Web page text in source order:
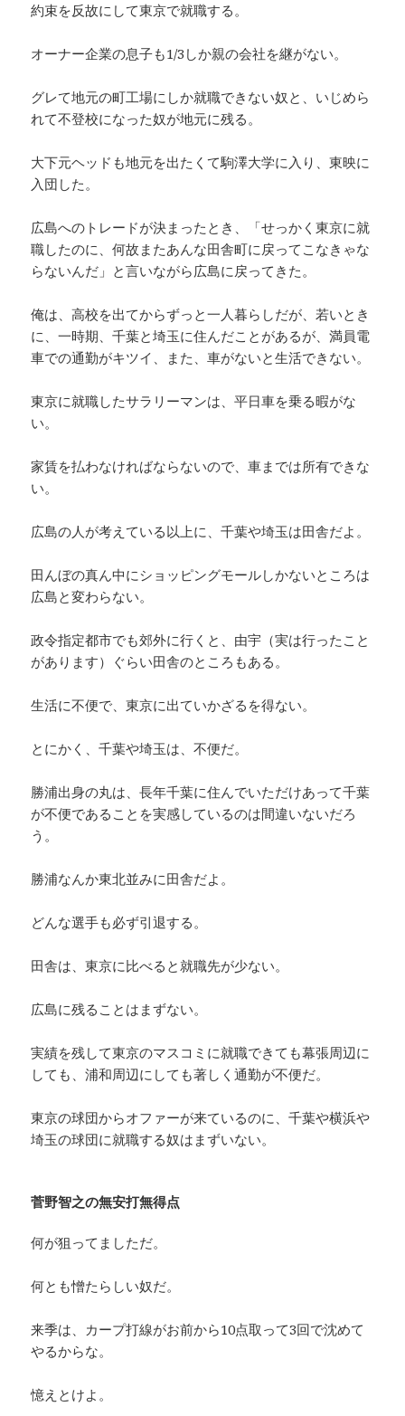
約束を反故にして東京で就職する。
オーナー企業の息子も1/3しか親の会社を継がない。
グレて地元の町工場にしか就職できない奴と、いじめら
れて不登校になった奴が地元に残る。
大下元ヘッドも地元を出たくて駒澤大学に入り、東映に
入団した。
広島へのトレードが決まったとき、「せっかく東京に就
職したのに、何故またあんな田舎町に戻ってこなきゃな
らないんだ」と言いながら広島に戻ってきた。
俺は、高校を出てからずっと一人暮らしだが、若いとき
に、一時期、千葉と埼玉に住んだことがあるが、満員電
車での通勤がキツイ、また、車がないと生活できない。
東京に就職したサラリーマンは、平日車を乗る暇がな
い。
家賃を払わなければならないので、車までは所有できな
い。
広島の人が考えている以上に、千葉や埼玉は田舎だよ。
田んぼの真ん中にショッピングモールしかないところは
広島と変わらない。
政令指定都市でも郊外に行くと、由宇（実は行ったこと
があります）ぐらい田舎のところもある。
生活に不便で、東京に出ていかざるを得ない。
とにかく、千葉や埼玉は、不便だ。
勝浦出身の丸は、長年千葉に住んでいただけあって千葉
が不便であることを実感しているのは間違いないだろ
う。
勝浦なんか東北並みに田舎だよ。
どんな選手も必ず引退する。
田舎は、東京に比べると就職先が少ない。
広島に残ることはまずない。
実績を残して東京のマスコミに就職できても幕張周辺に
しても、浦和周辺にしても著しく通勤が不便だ。
東京の球団からオファーが来ているのに、千葉や横浜や
埼玉の球団に就職する奴はまずいない。
菅野智之の無安打無得点
何が狙ってましただ。
何とも憎たらしい奴だ。
来季は、カープ打線がお前から10点取って3回で沈めて
やるからな。
憶えとけよ。